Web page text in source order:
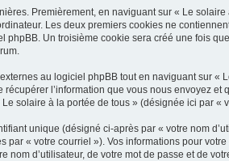
Premièrement, en naviguant sur « Le
Les deux premiers cookies ne
phpBB. Un troisième cookie sera créé une fois
au logiciel phpBB tout en naviguant sur
l’information que vous nous envoyez
solaire à la portée de tous » (désignée ici par
unique (désigné ci-après par « votre nom
« votre courriel »). Vos informations pour
nom d’utilisateur, de votre mot de passe et de